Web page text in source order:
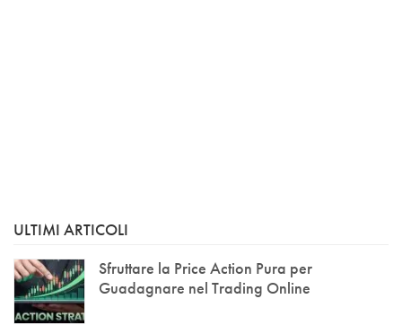
ULTIMI ARTICOLI
Sfruttare la Price Action Pura per
Guadagnare nel Trading Online